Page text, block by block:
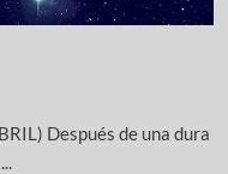
Después de una dura